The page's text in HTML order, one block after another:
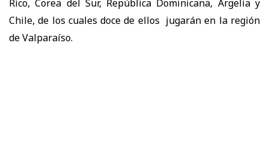
Rico, Corea del Sur, República Dominicana, Argelia y
Chile, de los cuales doce de ellos jugarán en la región
de Valparaíso.